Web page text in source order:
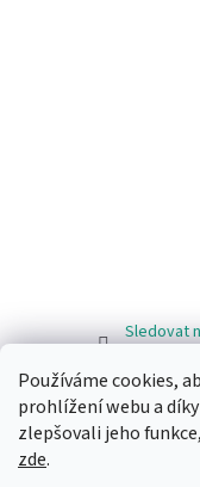
Používáme cookies,
prohlížení webu a
zlepšovali jeho
zde.
Sledovat
Facebook